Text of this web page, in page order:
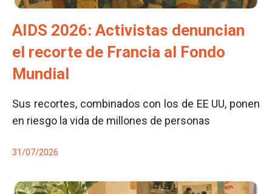
AIDS 2026: Activistas denuncian
el recorte de Francia al Fondo
Mundial
Sus recortes, combinados con los de EE UU, ponen
en riesgo la vida de millones de personas
31/07/2026